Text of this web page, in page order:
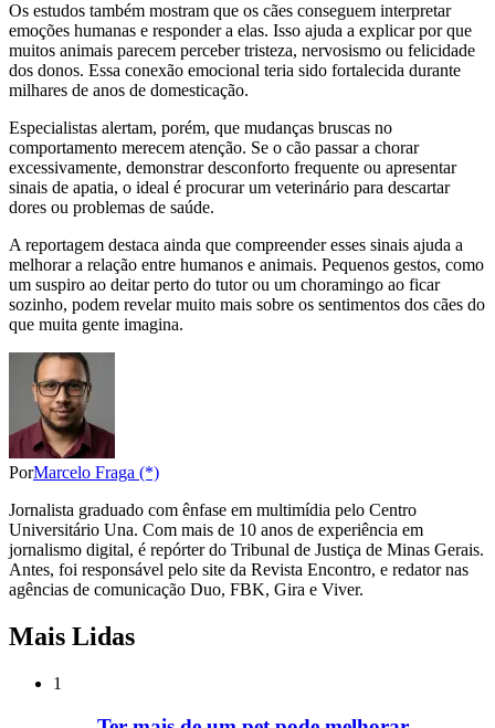
Os estudos também mostram que os cães conseguem interpretar
emoções humanas e responder a elas. Isso ajuda a explicar por que
muitos animais parecem perceber tristeza, nervosismo ou felicidade
dos donos. Essa conexão emocional teria sido fortalecida durante
milhares de anos de domesticação.
Especialistas alertam, porém, que mudanças bruscas no
comportamento merecem atenção. Se o cão passar a chorar
excessivamente, demonstrar desconforto frequente ou apresentar
sinais de apatia, o ideal é procurar um veterinário para descartar
dores ou problemas de saúde.
A reportagem destaca ainda que compreender esses sinais ajuda a
melhorar a relação entre humanos e animais. Pequenos gestos, como
um suspiro ao deitar perto do tutor ou um choramingo ao ficar
sozinho, podem revelar muito mais sobre os sentimentos dos cães do
que muita gente imagina.
PorMarcelo Fraga (*)
Jornalista graduado com ênfase em multimídia pelo Centro
Universitário Una. Com mais de 10 anos de experiência em
jornalismo digital, é repórter do Tribunal de Justiça de Minas Gerais.
Antes, foi responsável pelo site da Revista Encontro, e redator nas
agências de comunicação Duo, FBK, Gira e Viver.
Mais Lidas
1